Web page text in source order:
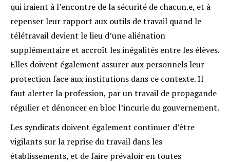
qui iraient à l’encontre de la sécurité de chacun.e, et à
repenser leur rapport aux outils de travail quand le
télétravail devient le lieu d’une aliénation
supplémentaire et accroît les inégalités entre les élèves.
Elles doivent également assurer aux personnels leur
protection face aux institutions dans ce contexte. Il
faut alerter la profession, par un travail de propagande
régulier et dénoncer en bloc l’incurie du gouvernement.
Les syndicats doivent également continuer d’être
vigilants sur la reprise du travail dans les
établissements, et de faire prévaloir en toutes